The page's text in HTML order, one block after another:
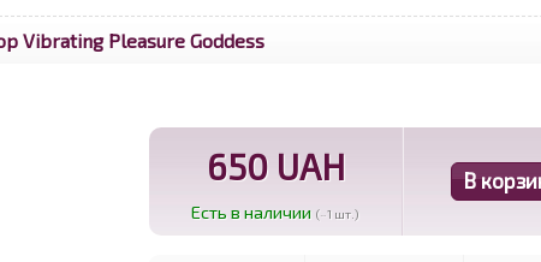
Vibrating Pleasure Goddess
650 UAH
Есть в наличии (~1 шт.)